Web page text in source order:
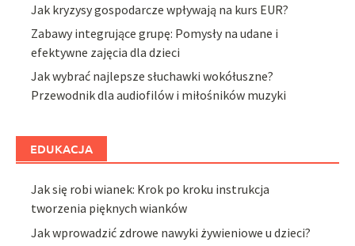
Jak kryzysy gospodarcze wpływają na kurs EUR?
Zabawy integrujące grupę: Pomysły na udane i
efektywne zajęcia dla dzieci
Jak wybrać najlepsze słuchawki wokółuszne?
Przewodnik dla audiofilów i miłośników muzyki
EDUKACJA
Jak się robi wianek: Krok po kroku instrukcja
tworzenia pięknych wianków
Jak wprowadzić zdrowe nawyki żywieniowe u dzieci?